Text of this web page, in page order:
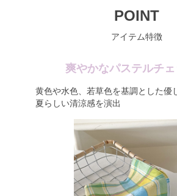
POINT
アイテム特徴
爽やかなパステルチ
黄色や水色、若草色を基調とした優
夏らしい清涼感を演出